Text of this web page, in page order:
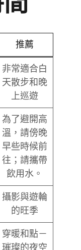
推薦
非常適合白
天散步和晚
上巡遊
為了避開高
溫，請傍晚
早些時候前
往；請攜帶
飲用水。
攝影與遊輪
的旺季
穿暖和點－